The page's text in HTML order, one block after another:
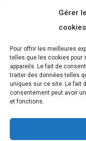
Gérer
cookies
Pour offrir les meilleures
telles que les cookies pour
appareils. Le fait de
traiter des données telles
uniques sur ce site. Le fait
consentement peut avoir
et fonctions.